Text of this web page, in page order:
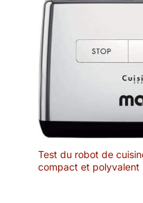
Test du robot de
compact et polyvalent